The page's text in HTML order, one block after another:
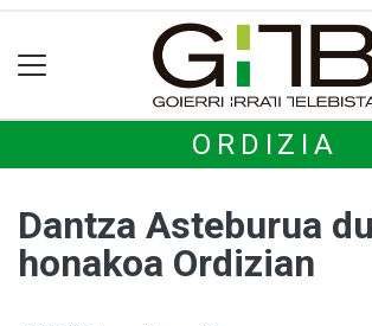
ORDIZIA
Dantza Asteburua
honakoa Ordizian